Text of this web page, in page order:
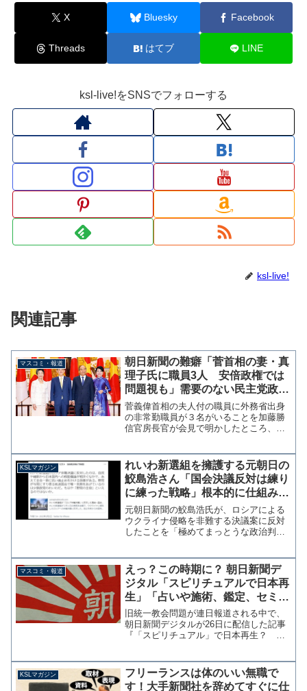
X Bluesky Facebook
Threads はてブ LINE
ksl-live!をSNSでフォローする
ksl-live!
関連記事
マスコミ・報道
朝日新聞の難癖「菅首相の妻・真
理子氏に職員3人 安倍政権では
問題視も」需要のない民主党政権
の首相夫人との違い
菅義偉首相の夫人付の職員に外務省出身
の非常勤職員が３名がいることを加藤勝
信官房長官が会見で明かしたところ、朝
問題視も：朝日新聞デジタル 過去の首
相の妻には、1人の職員...
KSLマガジン
れいわ新選組を擁護する元朝日の
鮫島浩さん「国会決議反対は練り
に練った戦略」根本的に仕組みを
理解していない模様【マガジン
161号】
元朝日新聞の鮫島浩氏が、ロシアによる
ウクライナ侵略を非難する決議案に反対
したことを「極めてまっとうな政治判断
いる。れいわ新選組がロシア非難決議に
反対したのは、自民や維新...
マスコミ・報道
えっ？この時期に？ 朝日新聞デ
ジタル「スピリチュアルで日本再
生」「占いや施術、鑑定、セミナ
ー、物品販売」案の定、大炎上中
旧統一教会問題が連日報道される中で、
朝日新聞デジタルが26日に配信した記事
『「スピリチュアル」で日本再生？ ア
ル」で日本再生？ アナリストがみる市
場発展の可能性：朝日新...
KSLマガジン
フリーランスは体のいい無職で
す！大手新聞社を辞めてすぐに仕